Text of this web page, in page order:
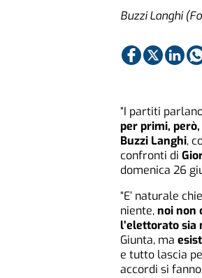
Buzzi Langhi
“I partiti
per primi,
Buzzi Langhi,
confronti di
domenica 26
“E’ naturale
niente,noi non
l’elettorato sia
Giunta, ma
e tutto lascia
accordi si